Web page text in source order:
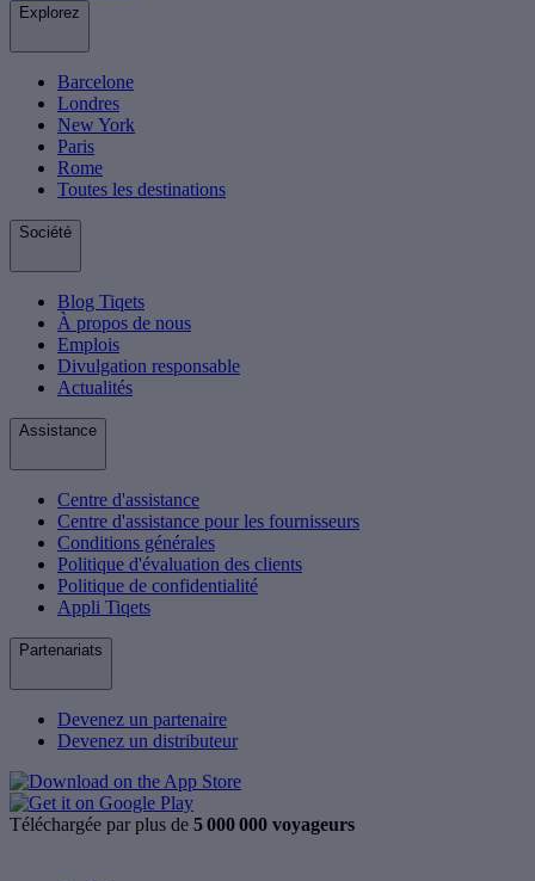
Explorez
Barcelone
Londres
New York
Paris
Rome
Toutes les destinations
Société
Blog Tiqets
À propos de nous
Emplois
Divulgation responsable
Actualités
Assistance
Centre d'assistance
Centre d'assistance pour les fournisseurs
Conditions générales
Politique d'évaluation des clients
Politique de confidentialité
Appli Tiqets
Partenariats
Devenez un partenaire
Devenez un distributeur
Téléchargée par plus de 5 000 000 voyageurs